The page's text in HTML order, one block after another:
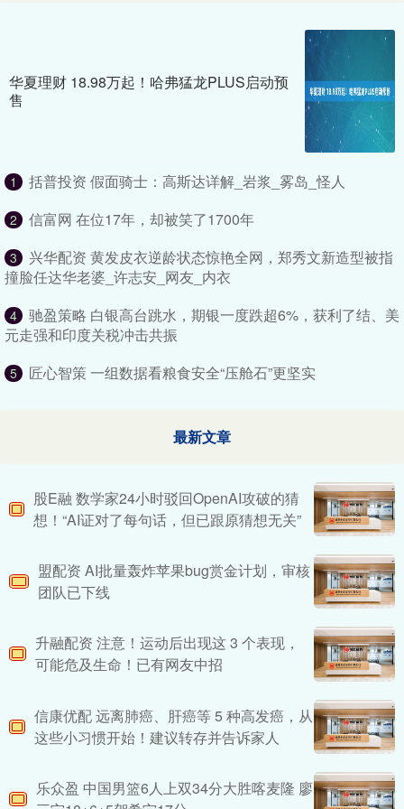
华夏理财 18.98万起！哈弗猛龙PLUS启动预
售
1 括普投资 假面骑士：高斯达详解_岩浆_雾岛_怪人
2 信富网 在位17年，却被笑了1700年
3
兴华配资 黄发皮衣逆龄状态惊艳全网，郑秀文新造型被指
撞脸任达华老婆_许志安_网友_内衣
4
驰盈策略 白银高台跳水，期银一度跌超6%，获利了结、美
元走强和印度关税冲击共振
5 匠心智策 一组数据看粮食安全“压舱石”更坚实
最新文章
股E融 数学家24小时驳回OpenAI攻破的猜
想！“AI证对了每句话，但已跟原猜想无关”
盟配资 AI批量轰炸苹果bug赏金计划，审核
团队已下线
升融配资 注意！运动后出现这 3 个表现，
可能危及生命！已有网友中招
信康优配 远离肺癌、肝癌等 5 种高发癌，从
这些小习惯开始！建议转存并告诉家人
乐众盈 中国男篮6人上双34分大胜喀麦隆 廖